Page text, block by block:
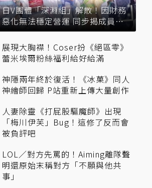
日V團體「深淵組」解散！因財務
惡化無法穩定營運 同步揭成員未
來去向
展現大胸襟！Coser扮《絕區零》
蕾米埃爾粉絲福利給好給滿
神隱兩年終於復活！《冰菓》同人
神繪師回歸 P站重新上傳大量創作
人妻除靈《打屁股驅魔師》出現
「梅川伊芙」Bug！這修了反而會
被負評吧
LOL／對方先罵的！Aiming離隊聲
明還原始末稱對方「不願與他共
事」